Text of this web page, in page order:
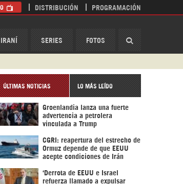
SERIES FOTOS
DISTRIBUCIÓN PROGRAMACIÓN
ÚLTIMAS NOTICIAS LO MÁS LEÍDO
Groenlandia lanza una fuerte
advertencia a petrolera
vinculada a Trump
CGRI: reapertura del estrecho de
Ormuz depende de que EEUU
acepte condiciones de Irán
‘Derrota de EEUU e Israel
refuerza llamado a expulsar